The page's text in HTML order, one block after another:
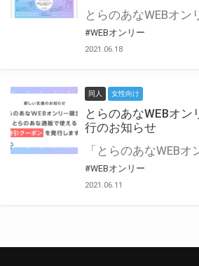
#WEBオンリー
2021.06.18
同人 女性向け
とらのあなWEBオ
行のお知らせ
#WEBオンリー
2021.06.11